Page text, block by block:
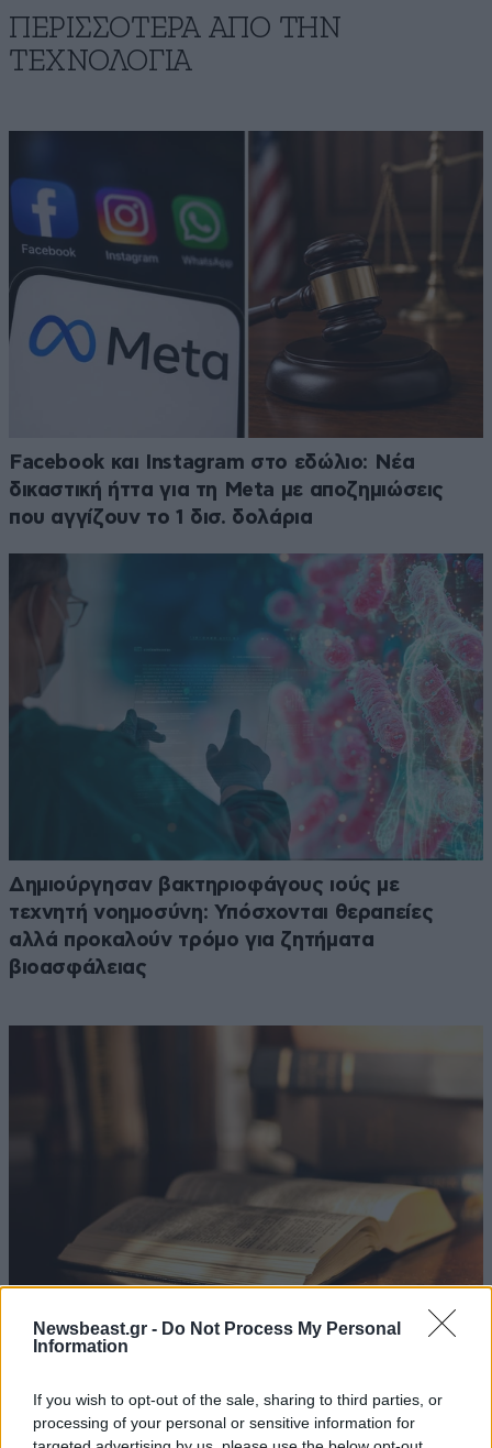
Newsbeast.gr - Do Not Process My Personal
Information
If you wish to opt-out of the sale, sharing to third parties, or
processing of your personal or sensitive information for
ΠΕΡΙΣΣΟΤΕΡΑ ΑΠΟ ΤΗΝ
ΤΕΧΝΟΛΟΓΙΑ
Facebook και Instagram στο εδώλιο: Νέα
δικαστική ήττα για τη Meta με αποζημιώσεις
που αγγίζουν το 1 δισ. δολάρια
Δημιούργησαν βακτηριοφάγους ιούς με
τεχνητή νοημοσύνη: Υπόσχονται θεραπείες
αλλά προκαλούν τρόμο για ζητήματα
βιοασφάλειας
H έρευνα για το ChatGPT που σοκάρει:
προτιμούν από τα μυθιστορήματα